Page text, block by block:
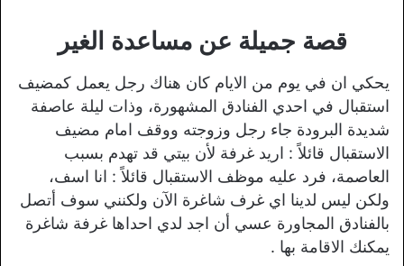
قصة جميلة عن مساعدة الغير
يحكي ان في يوم من الايام كان هناك رجل يعمل كمضيف
استقبال في احدي الفنادق المشهورة، وذات ليلة عاصفة
شديدة البرودة جاء رجل وزوجته ووقف امام مضيف
الاستقبال قائلاً : اريد غرفة لأن بيتي قد تهدم بسبب
العاصمة، فرد عليه موظف الاستقبال قائلاً : انا اسف،
ولكن ليس لدينا اي غرف شاغرة الآن ولكنني سوف أتصل
بالفنادق المجاورة عسي أن اجد لدي احداها غرفة شاغرة
يمكنك الاقامة بها .